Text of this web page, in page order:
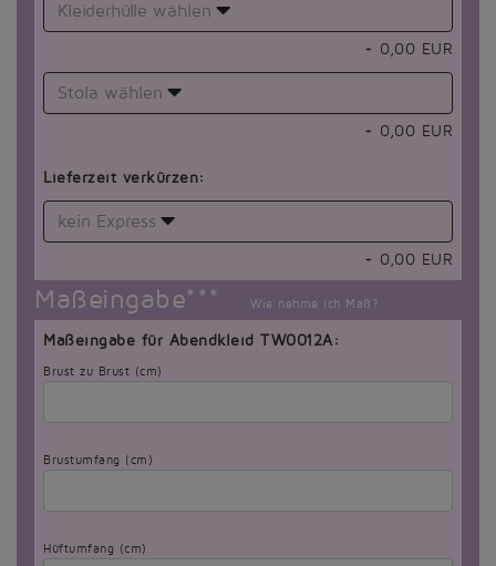
Kleiderhülle wählen
+ 0,00 EUR
Stola wählen
+ 0,00 EUR
Lieferzeit verkürzen:
kein Express
+ 0,00 EUR
Maßeingabe*** Wie nehme ich Maß?
Maßeingabe für Abendkleid TW0012A:
Brust zu Brust (cm)
Brustumfang (cm)
Hüftumfang (cm)